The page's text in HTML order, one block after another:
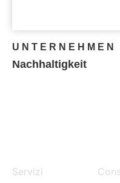
UNTERNEHMEN
Nachhaltigkeit
Servizi